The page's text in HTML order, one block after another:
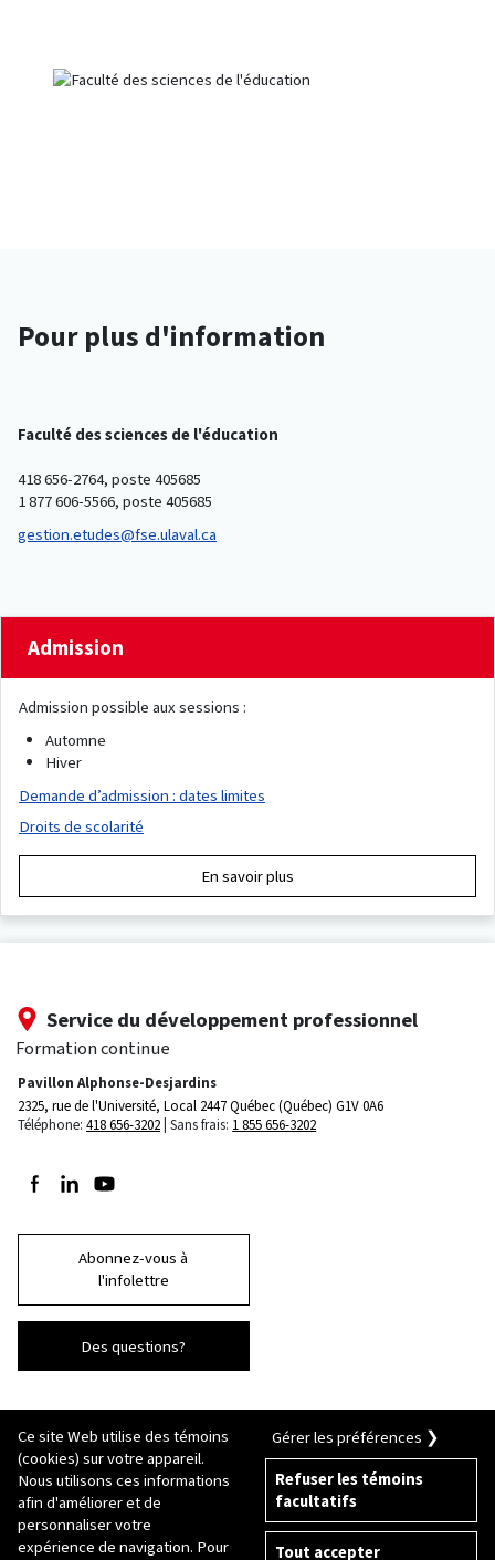
Pour plus d'information
Faculté des sciences de l'éducation
418 656-2764, poste 405685
1 877 606-5566, poste 405685
gestion.etudes@fse.ulaval.ca
Admission
Admission possible aux sessions :
Automne
Hiver
Demande d’admission : dates limites
Droits de scolarité
En savoir plus
Service du développement professionnel
Formation continue
Pavillon Alphonse-Desjardins
2325, rue de l'Université, Local 2447Québec (Québec) G1V 0A6
Téléphone: 418 656-3202 Sans frais: 1 855 656-3202
Suivez-nous sur Facebook
Suivez-nous sur LinkedIn
Suivez-nous sur Youtube
Abonnez-vous à
l'infolettre
Des questions?
© 2026 Université Laval
Tous droits réservés
Conditions générales d'utilisation
Fraude en ligne
Ce site Web utilise des témoins
(cookies) sur votre appareil.
Nous utilisons ces informations
afin d'améliorer et de
personnaliser votre
expérience de navigation. Pour
Gérer les préférences ❯
Refuser les témoins
facultatifs
Tout accepter